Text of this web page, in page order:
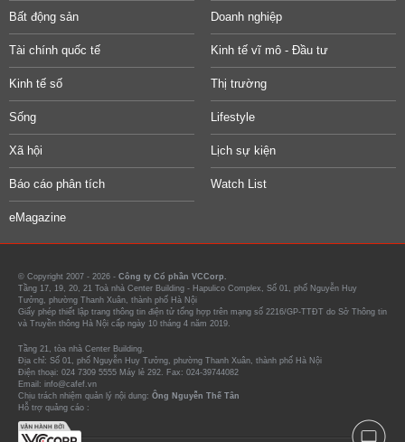
Bất động sản Doanh nghiệp
Tài chính quốc tế Kinh tế vĩ mô - Đầu tư
Kinh tế số Thị trường
Sống Lifestyle
Xã hội Lịch sự kiện
Báo cáo phân tích Watch List
eMagazine
© Copyright 2007 - 2026 - Công ty Cổ phần VCCorp.
Tầng 17, 19, 20, 21 Toà nhà Center Building - Hapulico Complex, Số 01, phố Nguyễn Huy
Tưởng, phường Thanh Xuân, thành phố Hà Nội
Giấy phép thiết lập trang thông tin điện tử tổng hợp trên mạng số 2216/GP-TTĐT do Sở Thông tin
và Truyền thông Hà Nội cấp ngày 10 tháng 4 năm 2019.
Tầng 21, tòa nhà Center Building.
Địa chỉ: Số 01, phố Nguyễn Huy Tưởng, phường Thanh Xuân, thành phố Hà Nội
Điện thoại: 024 7309 5555 Máy lẻ 292. Fax: 024-39744082
Email: info@cafef.vn
Chịu trách nhiệm quản lý nội dung: Ông Nguyễn Thế Tân
Hỗ trợ quảng cáo :